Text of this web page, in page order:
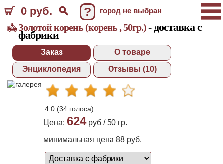
0 руб. ? город не выбран
Золотой корень (корень , 50гр.)- доставка с
фабрики
Заказ
О товаре
Энциклопедия
Отзывы (10)
4.0 (34 голоса)
Цена: 624руб /50 гр.
минимальная цена 88 руб.